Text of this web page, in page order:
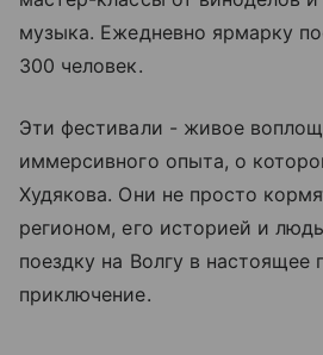
музыка. Ежедневно ярмарку
300 человек.
Эти фестивали - живое
иммерсивного опыта, о
Худякова. Они не просто
регионом, его историей и
поездку на Волгу в настоящее
приключение.